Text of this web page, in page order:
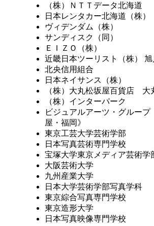
（株）ＮＴＴデータ北海道
日本レンタカー北海道（株）
ヴィデンダム（株）
サンディスク（同）
ＥＩＺＯ（株）
近畿日本ツーリスト（株）
北央信用組合
日本ネイサンス（株）
（株）大丸松坂屋百貨店 大
（株）インターパーク
ビジュアルアーツ・グルー
屋・福岡》
東京工芸大学芸術学部
日本写真芸術専門学校
宝塚大学東京メディア芸術学
大阪芸術大学
九州産業大学
日本大学芸術学部写真学科
東京綜合写真専門学校
東京造形大学
日本写真映像専門学校